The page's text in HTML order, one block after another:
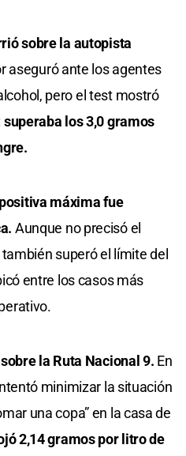
sobre la autopista
aseguró ante los agentes
pero el test mostró
superaba los 3,0 gramos
máxima fue
Aunque no precisó el
superó el límite del
entre los casos más
la Ruta Nacional 9. En
minimizar la situación
una copa” en la casa de
2,14 gramos por litro de